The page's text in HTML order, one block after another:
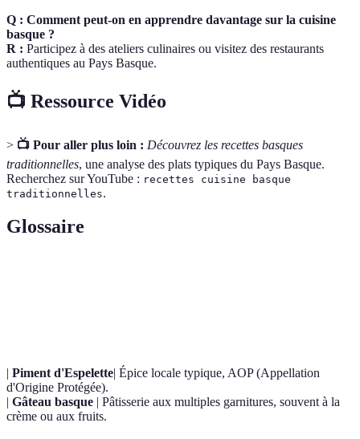
Q : Comment peut-on en apprendre davantage sur la cuisine
basque ?
R : Participez à des ateliers culinaires ou visitez des restaurants
authentiques au Pays Basque.
📺 Ressource Vidéo
> 📺 Pour aller plus loin : Découvrez les recettes basques
traditionnelles, une analyse des plats typiques du Pays Basque.
Recherchez sur YouTube : recettes cuisine basque
traditionnelles.
Glossaire
| Piment d'Espelette| Épice locale typique, AOP (Appellation
d'Origine Protégée).
| Gâteau basque | Pâtisserie aux multiples garnitures, souvent à la
crème ou aux fruits.